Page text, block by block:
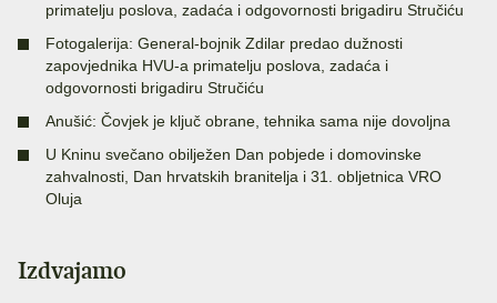
primatelju poslova, zadaća i odgovornosti brigadiru Stručiću
Fotogalerija: General-bojnik Zdilar predao dužnosti
zapovjednika HVU-a primatelju poslova, zadaća i
odgovornosti brigadiru Stručiću
Anušić: Čovjek je ključ obrane, tehnika sama nije dovoljna
U Kninu svečano obilježen Dan pobjede i domovinske
zahvalnosti, Dan hrvatskih branitelja i 31. obljetnica VRO
Oluja
Izdvajamo